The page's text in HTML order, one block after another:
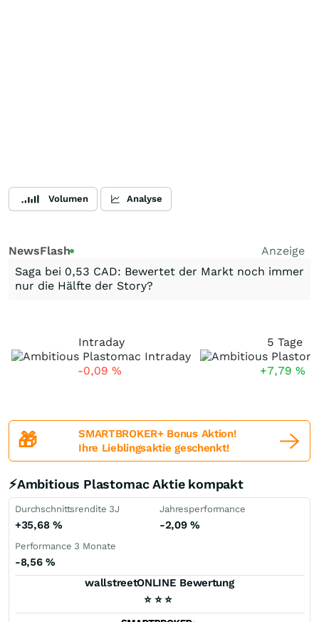
Volumen Analyse
NewsFlash
Anzeige
Saga bei 0,53 CAD: Bewertet der Markt noch immer
nur die Hälfte der Story?
Intraday
-0,09 %
5 Tage
+7,79 %
🎁
SMARTBROKER+ Bonus Aktion!
Ihre Lieblingsaktie geschenkt!
⚡Ambitious Plastomac Aktie kompakt
Durchschnittsrendite 3J
+35,68 %
Jahresperformance
-2,09%
Performance 3 Monate
-8,56%
wallstreetONLINE Bewertung
⭐ ⭐ ⭐